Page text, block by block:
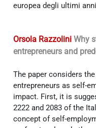
europea degli ultimi
Orsola Razzolini Why
entrepreneurs and
The paper considers
entrepreneurs as self-
impact. First, it is
2222 and 2083 of the
concept of self-